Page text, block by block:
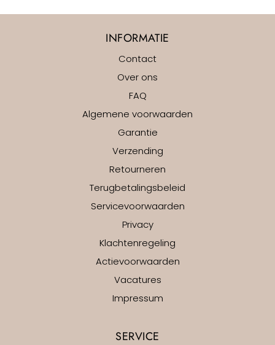
INFORMATIE
Contact
Over ons
FAQ
Algemene voorwaarden
Garantie
Verzending
Retourneren
Terugbetalingsbeleid
Servicevoorwaarden
Privacy
Klachtenregeling
Actievoorwaarden
Vacatures
Impressum
SERVICE